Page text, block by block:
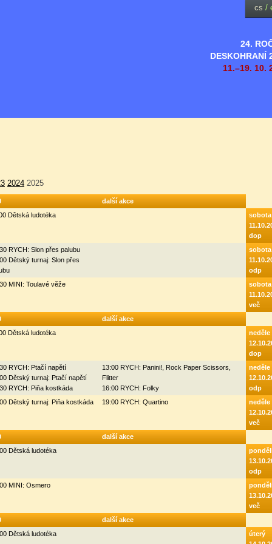
24.
DESKOHRANÍ
11.–19. 10.
cs /
2024 2025
další akce
Dětská ludotéka
sobota
dop
RYCH: Slon přes palubu
Dětský turnaj: Slon přes
sobota
odp
MINI: Toulavé věže
sobota
več
další akce
Dětská ludotéka
neděle
dop
RYCH: Ptačí napětí
Dětský turnaj: Ptačí napětí
RYCH: Piňa kostkáda
13:00 RYCH: Panini!, Rock Paper Scissors,
Flitter
16:00 RYCH: Folky
neděle
odp
Dětský turnaj: Piňa kostkáda 19:00 RYCH: Quartino
neděle
več
další akce
Dětská ludotéka
odp
MINI: Osmero
več
další akce
Dětská ludotéka
úterý